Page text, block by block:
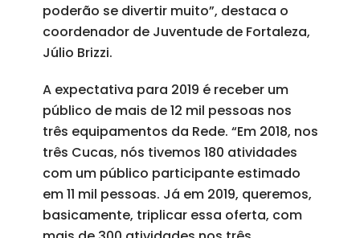
poderão se divertir muito”, destaca o
coordenador de Juventude de Fortaleza,
Júlio Brizzi.
A expectativa para 2019 é receber um
público de mais de 12 mil pessoas nos
três equipamentos da Rede. “Em 2018, nos
três Cucas, nós tivemos 180 atividades
com um público participante estimado
em 11 mil pessoas. Já em 2019, queremos,
basicamente, triplicar essa oferta, com